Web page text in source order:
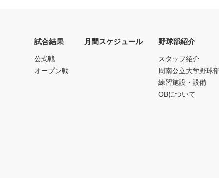
試合結果
公式戦
オープン戦
月間スケジュール 野球部紹介
スタッフ紹介
周南公立大学野球
練習施設・設備
OBについて